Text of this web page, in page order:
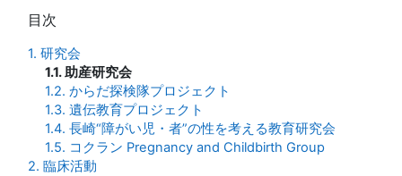
目次
1. 研究会
1.1. 助産研究会
1.2. からだ探検隊プロジェクト
1.3. 遺伝教育プロジェクト
1.4. 長崎“障がい児・者”の性を考える教育研究会
1.5. コクラン Pregnancy and Childbirth Group
2. 臨床活動